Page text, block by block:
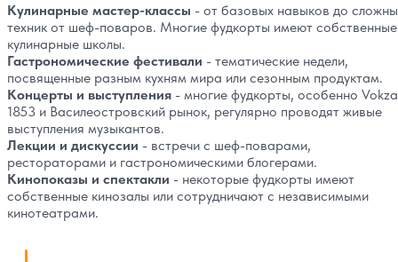
Кулинарные мастер-классы - от базовых навыков до
техник от шеф-поваров. Многие фудкорты имеют собственные
кулинарные школы.
Гастрономические фестивали - тематические недели,
посвященные разным кухням мира или сезонным продуктам.
Концерты и выступления - многие фудкорты, особенно
1853 и Василеостровский рынок, регулярно проводят живые
выступления музыкантов.
Лекции и дискуссии - встречи с шеф-поварами,
рестораторами и гастрономическими блогерами.
Кинопоказы и спектакли - некоторые фудкорты имеют
собственные кинозалы или сотрудничают с независимыми
кинотеатрами.